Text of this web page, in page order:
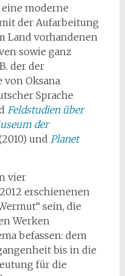
moderne
der Aufarbeitung
Land vorhandenen
sowie ganz
der der
von Oksana
Sprache
Feldstudien über
der
und Planet
vier
erschienenen
sein, die
Werken
befassen: dem
bis in die
für die